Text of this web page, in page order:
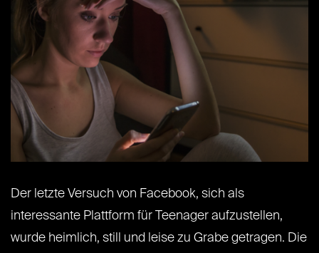
Der letzte Versuch von Facebook, sich als
interessante Plattform für Teenager aufzustellen,
wurde heimlich, still und leise zu Grabe getragen. Die